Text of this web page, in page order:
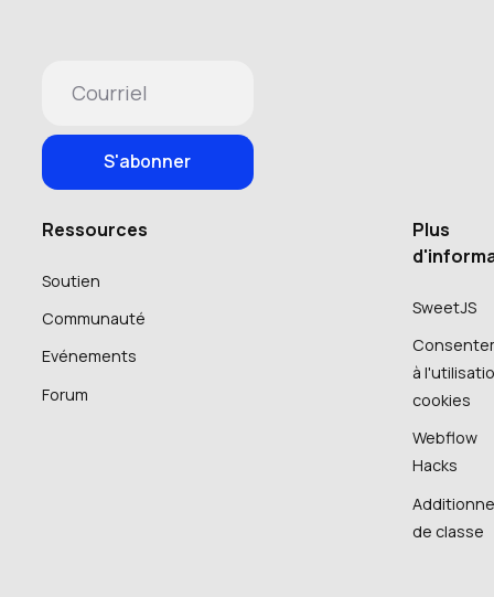
Ressources
Soutien
Communauté
Evénements
Forum
Plus
SweetJS
à
cookies
Webflow
Hacks
de classe